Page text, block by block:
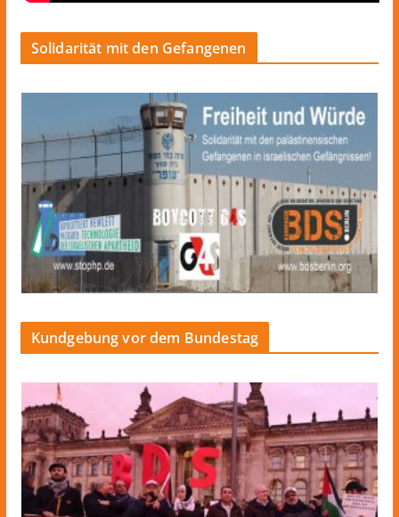
Solidarität mit den Gefangenen
Kundgebung vor dem Bundestag